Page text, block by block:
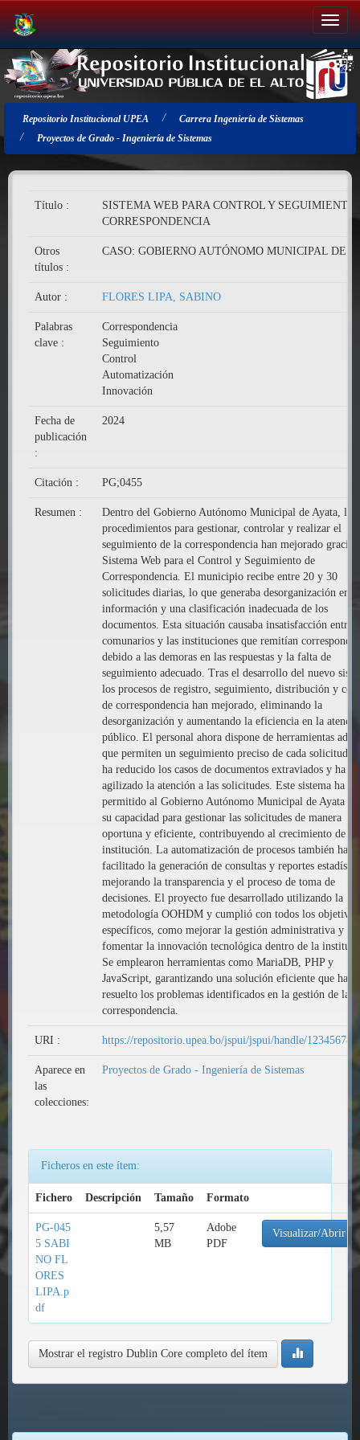
Salir
de
la
navegación
Repositorio Institucional UPEA
Carrera Ingeniería de Sistemas
Proyectos de Grado - Ingeniería de Sistemas
Título :
SISTEMA WEB PARA CONTROL Y SEGUIMIENTO
CORRESPONDENCIA
Otros
títulos :
CASO: GOBIERNO AUTÓNOMO MUNICIPAL DE
Autor : FLORES LIPA, SABINO
Palabras
clave :
Correspondencia
Seguimiento
Control
Automatización
Innovación
Fecha de
publicación
:
2024
Citación : PG;0455
Resumen :
Dentro del Gobierno Autónomo Municipal de Ayata, los
procedimientos para gestionar, controlar y realizar el
seguimiento de la correspondencia han mejorado
Sistema Web para el Control y Seguimiento de
Correspondencia. El municipio recibe entre 20 y 30
solicitudes diarias, lo que generaba desorganización en la
información y una clasificación inadecuada de los
documentos. Esta situación causaba insatisfacción entre
comunarios y las instituciones que remitían
debido a las demoras en las respuestas y la falta de
seguimiento adecuado. Tras el desarrollo del nuevo
los procesos de registro, seguimiento, distribución y
de correspondencia han mejorado, eliminando la
desorganización y aumentando la eficiencia en la
público. El personal ahora dispone de herramientas
que permiten un seguimiento preciso de cada solicitud,
ha reducido los casos de documentos extraviados y ha
agilizado la atención a las solicitudes. Este sistema ha
permitido al Gobierno Autónomo Municipal de Ayata
su capacidad para gestionar las solicitudes de manera
oportuna y eficiente, contribuyendo al crecimiento de la
institución. La automatización de procesos también ha
facilitado la generación de consultas y reportes
mejorando la transparencia y el proceso de toma de
decisiones. El proyecto fue desarrollado utilizando la
metodología OOHDM y cumplió con todos los objetivos
específicos, como mejorar la gestión administrativa y
fomentar la innovación tecnológica dentro de la
Se emplearon herramientas como MariaDB, PHP y
JavaScript, garantizando una solución eficiente que ha
resuelto los problemas identificados en la gestión de la
correspondencia.
URI : https://repositorio.upea.bo/jspui/jspui/handle/
Aparece en
las
colecciones:
Proyectos de Grado - Ingeniería de Sistemas
Ficheros en este ítem:
Fichero Descripción Tamaño Formato
PG-045
5 SABI
NO FL
ORES
LIPA.p
df
5,57
MB
Adobe
PDF
Visualizar/Abrir
Mostrar el registro Dublin Core completo del ítem